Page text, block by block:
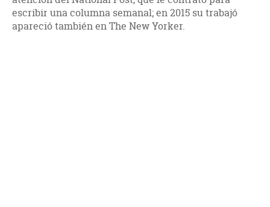
escribir una columna semanal; en 2015 su trabajó
apareció también en The New Yorker.